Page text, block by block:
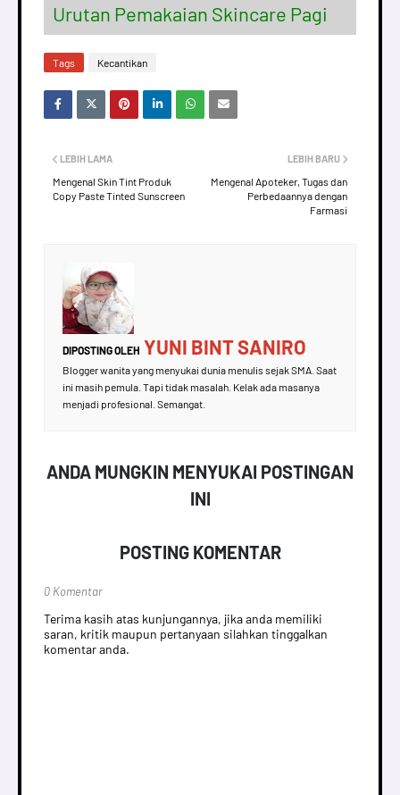
Urutan Pemakaian Skincare Pagi
Tags Kecantikan
LEBIH BARU
Mengenal Apoteker, Tugas dan
Perbedaannya dengan
Farmasi
LEBIH LAMA
Mengenal Skin Tint Produk
Copy Paste Tinted Sunscreen
DIPOSTING OLEH YUNI BINT SANIRO
Blogger wanita yang menyukai dunia menulis sejak SMA. Saat
ini masih pemula. Tapi tidak masalah. Kelak ada masanya
menjadi profesional. Semangat.
ANDA MUNGKIN MENYUKAI POSTINGAN
INI
POSTING KOMENTAR
0 Komentar
Terima kasih atas kunjungannya, jika anda memiliki
saran, kritik maupun pertanyaan silahkan tinggalkan
komentar anda.